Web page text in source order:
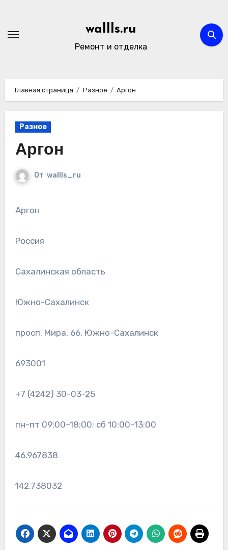
содержимому
wallls.ru
Ремонт и отделка
Главная страница Разное Аргон
Разное
Аргон
От wallls_ru
Аргон
Россия
Сахалинская область
Южно-Сахалинск
просп. Мира, 66, Южно-Сахалинск
693001
+7 (4242) 30-03-25
пн-пт 09:00–18:00; сб 10:00–13:00
46.967838
142.738032